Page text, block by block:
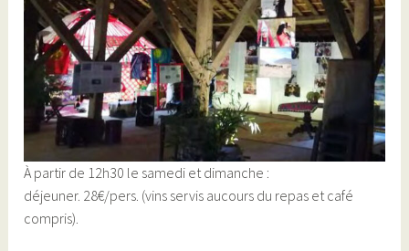
À partir de 12h30 le samedi et dimanche :
déjeuner. 28€/pers. (vins servis aucours du repas et café
compris).